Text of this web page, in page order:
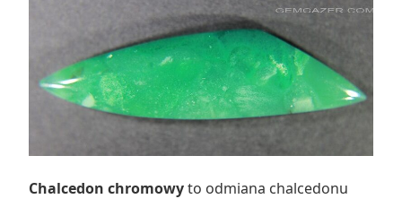
Chalcedon chromowyto odmiana chalcedonu